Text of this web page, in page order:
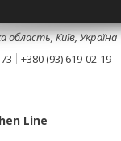
область, Київ, Україна
+380 (93) 619-02-19
Line